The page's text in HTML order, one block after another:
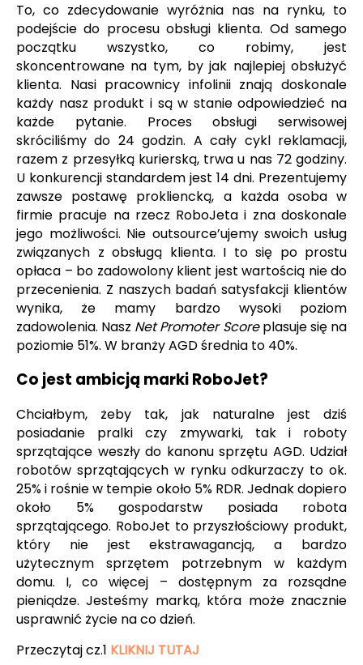
To, co zdecydowanie wyróżnia nas na rynku, to
podejście do procesu obsługi klienta. Od samego
początku wszystko, co robimy, jest
skoncentrowane na tym, by jak najlepiej obsłużyć
klienta. Nasi pracownicy infolinii znają doskonale
każdy nasz produkt i są w stanie odpowiedzieć na
każde pytanie. Proces obsługi serwisowej
skróciliśmy do 24 godzin. A cały cykl reklamacji,
razem z przesyłką kurierską, trwa u nas 72 godziny.
U konkurencji standardem jest 14 dni. Prezentujemy
zawsze postawę prokliencką, a każda osoba w
firmie pracuje na rzecz RoboJeta i zna doskonale
jego możliwości. Nie outsource’ujemy swoich usług
związanych z obsługą klienta. I to się po prostu
opłaca – bo zadowolony klient jest wartością nie do
przecenienia. Z naszych badań satysfakcji klientów
wynika, że mamy bardzo wysoki poziom
zadowolenia. Nasz Net Promoter Scoreplasuje się na
poziomie 51%. W branży AGD średnia to 40%.
Co jest ambicją marki RoboJet?
Chciałbym, żeby tak, jak naturalne jest dziś
posiadanie pralki czy zmywarki, tak i roboty
sprzątające weszły do kanonu sprzętu AGD. Udział
robotów sprzątających w rynku odkurzaczy to ok.
25% i rośnie w tempie około 5% RDR. Jednak dopiero
około 5% gospodarstw posiada robota
sprzątającego. RoboJet to przyszłościowy produkt,
który nie jest ekstrawagancją, a bardzo
użytecznym sprzętem potrzebnym w każdym
domu. I, co więcej – dostępnym za rozsądne
pieniądze. Jesteśmy marką, która może znacznie
usprawnić życie na co dzień.
Przeczytaj cz.1 KLIKNIJ TUTAJ